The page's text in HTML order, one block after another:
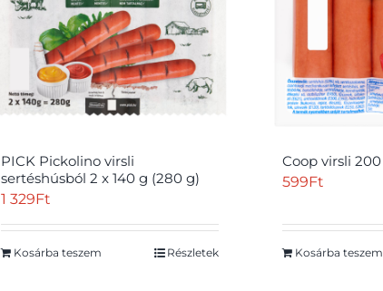
PICK Pickolino virsli
sertéshúsból 2 x 140 g (280 g)
1 329Ft
Kosárba teszem Részletek
Coop virsli
599Ft
Kosárba teszem